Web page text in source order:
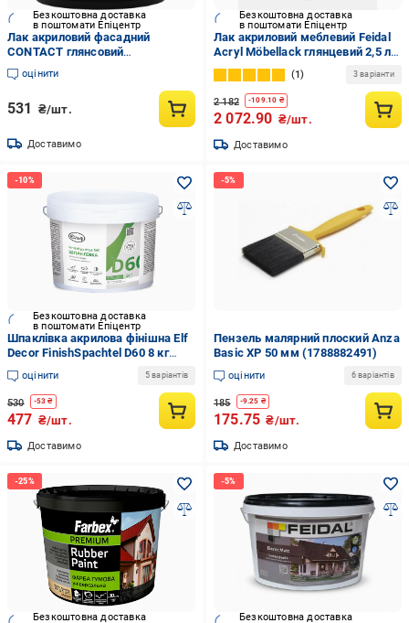
Безкоштовна доставка
в поштомати Епіцентр
Лак акриловий фасадний
CONTACT глянсовий
атмосферостійкий 3 кг
(2034870105)
оцінити
531 ₴/шт.
Доставимо
Безкоштовна доставка
в поштомати Епіцентр
Лак акриловий меблевий Feidal
Acryl Möbellack глянцевий 2,5 л
(1886454970)
1 3 варіанти
2 182 -109.10 ₴
2 072.90 ₴/шт.
Доставимо
Безкоштовна доставка
в поштомати Епіцентр
Шпаклівка акрилова фінішна Elf
Decor FinishSpachtel D60 8 кг
(2726244677)
оцінити 5 варіантів
530 -53 ₴
477 ₴/шт.
Доставимо
Пензель малярний плоский Anza
Basic XP 50 мм (1788882491)
оцінити 6 варіантів
185 -9.25 ₴
175.75 ₴/шт.
Доставимо
Безкоштовна доставка
Безкоштовна доставка